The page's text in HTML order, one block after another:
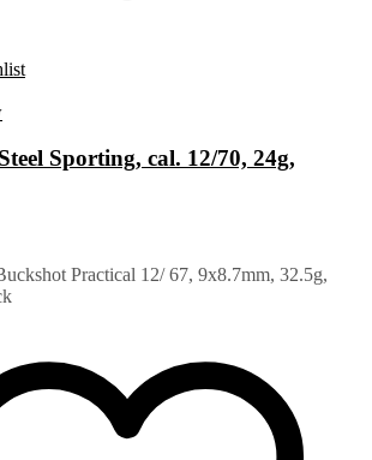
Sporting, cal. 12/70, 24g,